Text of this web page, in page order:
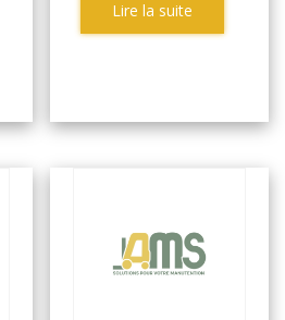
Lire la suite